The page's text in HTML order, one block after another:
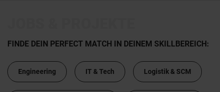
FINDE DEIN PERFECT MATCH IN DEINEM SKILLBEREICH:
Engineering IT & Tech Logistik & SCM